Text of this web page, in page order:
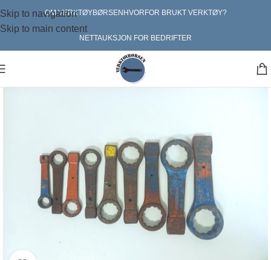
Skip to navigation
Skip to main content
OM VERKTØYBØRSEN HVORFOR BRUKT VERKTØY?
NETTAUKSJON FOR BEDRIFTER